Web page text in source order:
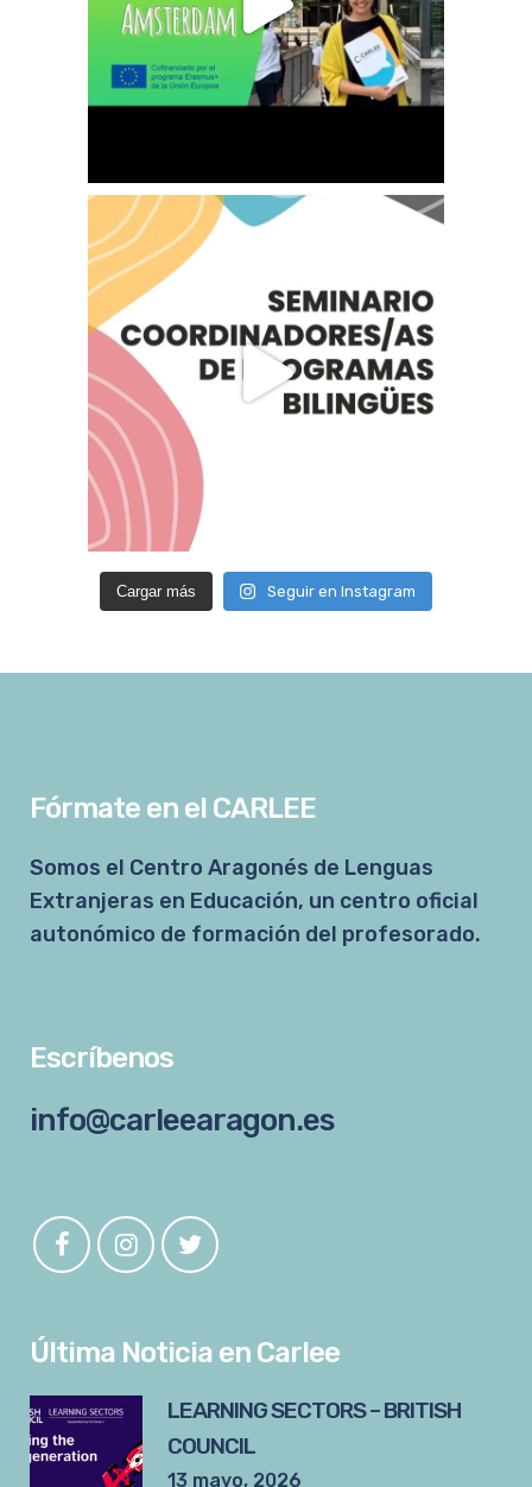
Cargar más Seguir en Instagram
Fórmate en el CARLEE
Somos el Centro Aragonés de Lenguas
Extranjeras en Educación, un centro oficial
autonómico de formación del profesorado.
Escríbenos
info@carleearagon.es
Última Noticia en Carlee
LEARNING SECTORS – BRITISH
COUNCIL
13 mayo, 2026